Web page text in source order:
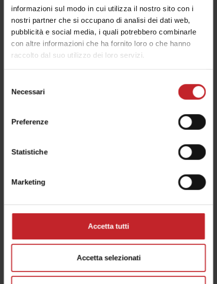
informazioni sul modo in cui utilizza il nostro sito con i
nostri partner che si occupano di analisi dei dati web,
pubblicità e social media, i quali potrebbero combinarle
con altre informazioni che ha fornito loro o che hanno
raccolto dal suo utilizzo dei loro servizi.
delNecessari
Preferenze
Statistiche
Marketing
Accetta tutti
Accetta selezionati
Concetto del prodotto
La livella idraulica leggera CrossBoard Light
spiana il terreno ed effettua una coltivazione
intensiva, assicurando la disgregazione delle zolle
e il livellamento del terreno, prima dell'erpice a
molle.